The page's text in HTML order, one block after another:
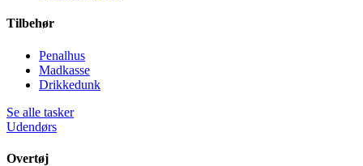
Tilbehør
Penalhus
Madkasse
Drikkedunk
Se alle tasker
Udendørs
Overtøj